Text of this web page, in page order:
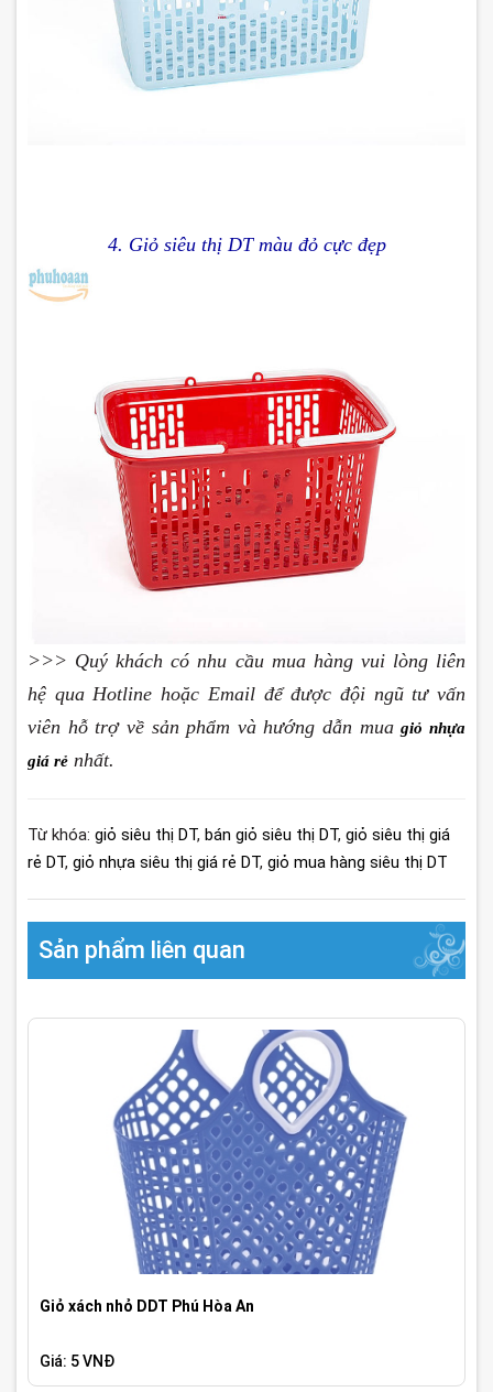
4. Giỏ siêu thị DT màu đỏ cực đẹp
>>> Quý khách có nhu cầu mua hàng vui lòng liên
hệ qua Hotline hoặc Email để được đội ngũ tư vấn
viên hỗ trợ về sản phẩm và hướng dẫn muagiỏ nhựa
giá rẻ nhất.
Từ khóa: giỏ siêu thị DT, bán giỏ siêu thị DT, giỏ siêu thị giá
rẻ DT, giỏ nhựa siêu thị giá rẻ DT, giỏ mua hàng siêu thị DT
Sản phẩm liên quan
Giỏ xách nhỏ DDT Phú Hòa An
Giá: 5 VNĐ